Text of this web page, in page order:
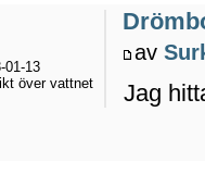
av
Jag
01-13
över vattnet